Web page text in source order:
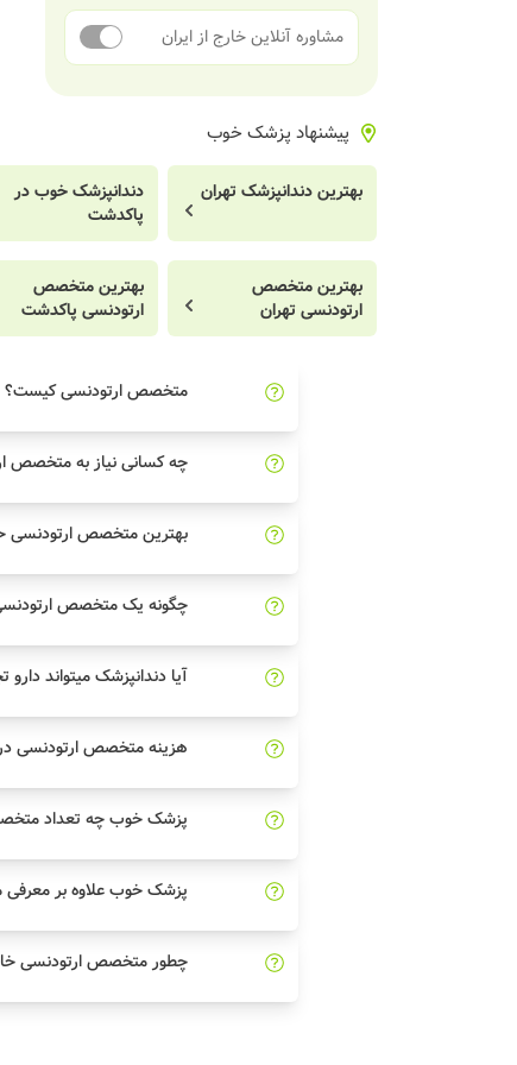
مشاوره آنلاین خارج از ایران
پیشنهاد پزشک خوب
بهترین دندانپزشک تهران
دندانپزشک خوب در
پاکدشت
بهترین متخصص
ارتودنسی تهران
بهترین متخصص
ارتودنسی پاکدشت
متخصص ارتودنسی کیست؟
چه کسانی نیاز به متخصص
بهترین متخصص ارتودنسی
چگونه یک متخصص
آیا دندانپزشک میتواند دارو
هزینه متخصص ارتودنسی
پزشک خوب چه تعداد
پزشک خوب علاوه بر
چطور متخصص ارتودنسی